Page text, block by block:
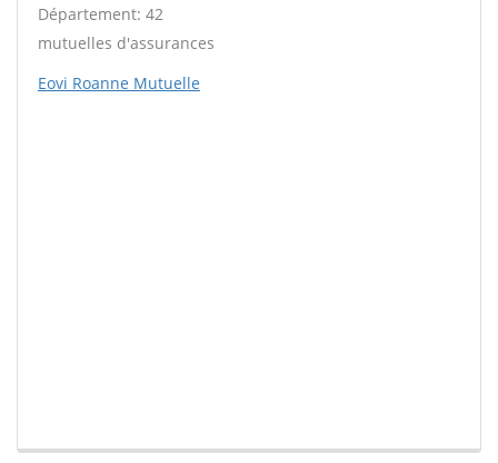
Département: 42
mutuelles d'assurances
Eovi Roanne Mutuelle